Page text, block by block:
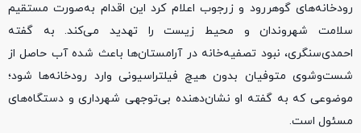
رودخانه‌های گوهررود و زرجوب اعلام کرد این اقدام به‌صورت مستقیم
سلامت شهروندان و محیط زیست را تهدید می‌کند. به گفته
احمدی‌سنگری، نبود تصفیه‌خانه در آرامستان‌ها باعث شده آب حاصل از
شست‌وشوی متوفیان بدون هیچ فیلتراسیونی وارد رودخانه‌ها شود؛
موضوعی که به گفته او نشان‌دهنده بی‌توجهی شهرداری و دستگاه‌های
مسئول است.